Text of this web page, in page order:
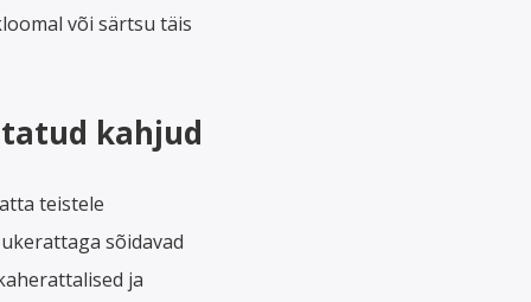
või särtsu täis
kahjud
teistele
sõidavad
ja